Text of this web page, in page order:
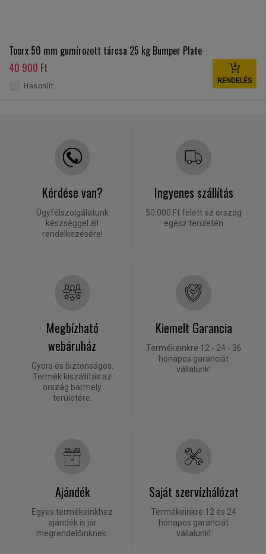
Toorx 50 mm gumírozott tárcsa 25 kg Bumper Plate
40 900 Ft
RENDELÉS
Hasonlít
Kérdése van?
Ügyfélszolgálatunk
készséggel áll
rendelkezésére!
Ingyenes szállítás
50.000 Ft felett az ország
egész területén
Megbízható
webáruház
Gyors és biztonságos.
Termék kiszállítás az
ország bármely
területére.
Kiemelt Garancia
Termékeinkre 12 - 24 - 36
hónapos garanciát
vállalunk!
Ajándék
Egyes termékeinkhez
ajándék is jár
megrendelőinknek.
Saját szervízhálózat
Termékeinkre 12 és 24
hónapos garanciát
vállalunk!